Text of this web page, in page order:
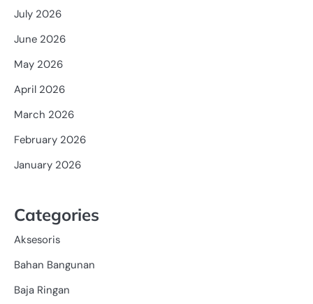
July 2026
June 2026
May 2026
April 2026
March 2026
February 2026
January 2026
Categories
Aksesoris
Bahan Bangunan
Baja Ringan